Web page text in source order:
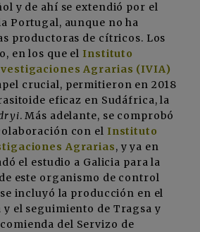
y de ahí se extendió por el
Portugal, aunque no ha
productoras de cítricos. Los
en los que el Instituto
Agrarias (IVIA)
crucial, permitieron en 2018
eficaz en Sudáfrica, la
. Más adelante, se comprobó
con el Instituto
Agrarias, y ya en
el estudio a Galicia para la
este organismo de control
incluyó la producción en el
y el seguimiento de Tragsa y
del Servizo de